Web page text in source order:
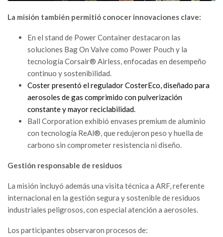
La misión también permitió conocer innovaciones clave:
En el stand de Power Container destacaron las
soluciones Bag On Valve como Power Pouch y la
tecnología Corsair® Airless, enfocadas en desempeño
continuo y sostenibilidad.
Coster presentó el regulador CosterEco, diseñado para
aerosoles de gas comprimido con pulverización
constante y mayor reciclabilidad.
Ball Corporation exhibió envases premium de aluminio
con tecnología ReAl®, que redujeron peso y huella de
carbono sin comprometer resistencia ni diseño.
Gestión responsable de residuos
La misión incluyó además una visita técnica a ARF, referente
internacional en la gestión segura y sostenible de residuos
industriales peligrosos, con especial atención a aerosoles.
Los participantes observaron procesos de: